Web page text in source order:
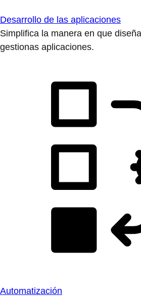
Desarrollo de las aplicaciones
Simplifica la manera en que
gestionas aplicaciones.
Automatización